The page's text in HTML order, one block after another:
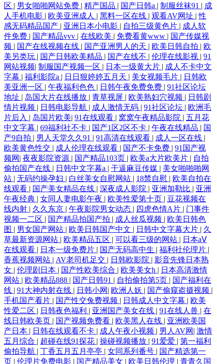
区 | 男女啪啪网站免费 | 精产国品 | 国产日韩a | 制服丝袜91 | 成
人手机电影 | 欧美亚洲成人 | 黑料一区在线 | 观看AV网址 |性
感无码精品国产 | 亚洲日本小电影 | 自拍三级黄色片 | 成人软
件免费 | 国产精品vvv | 在线欧美 | 免费看黄www | 国产传媒视
频 | 国产在线视频在线 | 国产亚洲男人的天 | 欧美日韩自拍 | 欧
美另类玩 | 国产日韩欧美精品 | 国产在线不 | 伦理在线影视 | 91
网站视频| 制服国产视频一区 | 日本一级黄大片 | 成人不卡中文
字幕 | 福利影院a | 日日狠婷婷五月天 | 美女视频毛片 | 日韩欧
美亚洲一区 | 午夜福利色色 | 日韩午夜免费免费 | 91社区论坛
地址 | 岛国大片在线播放 | 青草视屏 | 欧美熟妇穴视频 | 日韩剧
情片视频 | 日韩电影导航 | 成人激情无码 | 91社区论坛 | 欧洲毛
片后入 | 岛国片欧美| 91在线观看 | 窝窝午夜精品影院 | 五月花
中文字幕 | 69福利社不卡 | 国产1区2区不卡 | 午夜在线精品 | 国
产9自拍 | 男人天堂久久91 | 91高清在线观看 | 成人一区在线 |
欧美黄色性交 | 成人伦理在线观看 | 国产不卡免费 | 91国产视
频网 | 夜夜影院资源 | 国产精品103页 | 欧美a大片欧美片 | 自拍
偷拍国产在线 | 日韩中文字幕a | 干逼麻豆传媒 | 美女啪啪啪网
站 | 无码约操孕妇 | 白丝美女自慰网站 | 18禁自慰 | 欧美自拍在
线观看 | 国产美女精品在线 | 深夜成人影院 | 亚洲加勒比 | 亚洲
午夜经典 | 女同人妻电影午夜 | 欧美性爱第十页 | 豆花视频在
线内射 | 久久东京 | 午夜影院男女动态 | 四虎色情A片 | 门事件
视频一二区 | 国产精品拍国产拍 | 成人丝瓜视频 | 欧美日韩色
图 | 男女国产网站 | 欧美日韩国产中文 | 日韩中文字幕大片 | 久
草最新资源网站 | 欧美精品五区 | 可以看三级的网站 | 日本aⅤ
在线观看 | 日本一级免费片 | 国产无码高中生 | 福利社伦理片 |
香蕉视频网站 | AV老司机足交 | 日韩欧影院 | 影音先锋日本熟
女 | 伦理剧日本 | 国产性欧美综合 | 欧美美女h | 日本高清激情
网站 | 欧美精品888 | 国产日韩91 | 自拍偷拍第5页 | 国产福利在
线 | 91大神内射在线 | 日韩小网 | 欧洲人妖 | 国产偷窥盗摄视频 |
手机国产看片 | 国产性交兔费视频 | 日韩成人中文字幕 | 欧美
性爱二区 | 日韩夜色福利 | 亚洲国产美女在线 | 91在线人兽 | 在
线日韩欧美页 | 国产视频免费看 | 欧美黑人在线 | 亚洲欧美国
产日本 | 日韩在线观看不卡 | 成人午夜小视频 | 男人AV网 | 激情
五月综合 | 超碰在线91探花 | 操碰视频播放 | 91爱爱 | 第一福利
偷拍导航 | 丁香五月五月亭亭 | 女同系列番号 | 国产精选第一
页 | 伦理片免费电影 | 国产精品美女 | 欧美日韩伦理 | 青青久国